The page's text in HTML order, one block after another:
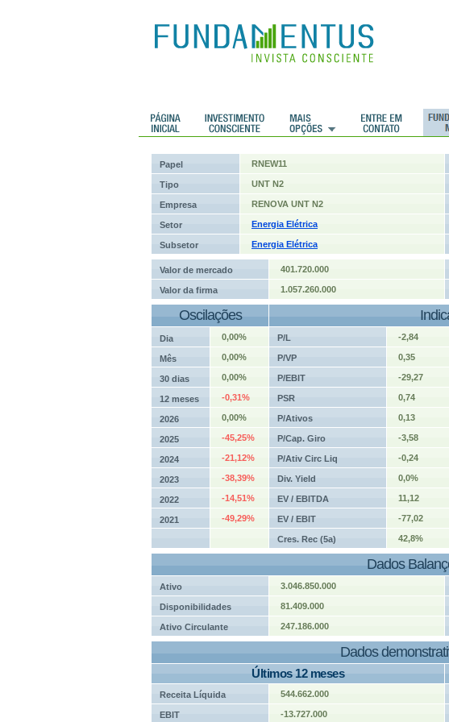
Histórico de cotações
Papel RNEW11
Tipo UNT N2
Empresa RENOVA UNT N2
Setor Energia Elétrica
Subsetor Energia Elétrica
Valor de mercado 401.720.000
Valor da firma 1.057.260.000
Oscilações
Dia 0,00% P/L -2,84
Mês 0,00% P/VP 0,35
30 dias 0,00% P/EBIT -29,27
12 meses -0,31% PSR 0,74
2026 0,00% P/Ativos 0,13
2025 -45,25% P/Cap. Giro -3,58
2024 -21,12% P/Ativ Circ Liq -0,24
2023 -38,39% Div. Yield 0,0%
2022 -14,51% EV / EBITDA 11,12
2021 -49,29% EV / EBIT -77,02
Cres. Rec (5a) 42,8%
Dados
Ativo 3.046.850.000
Disponibilidades 81.409.000
Ativo Circulante 247.186.000
Dados
Últimos 12 meses
Receita Líquida 544.662.000
EBIT -13.727.000